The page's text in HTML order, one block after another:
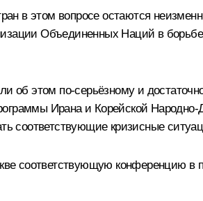
в этом вопросе остаются
Объединенных Наций в
об этом по‑серьёзному и
Ирана и Корейской Народно-
соответствующие кризисные
соответствующую конференцию в